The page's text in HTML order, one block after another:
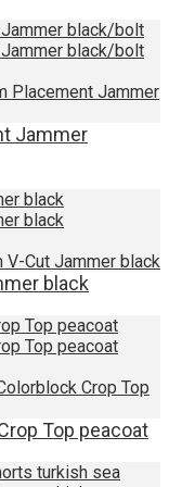
Placement Jammer
Jammer
Cut Jammer black
black
Crop Top
Top peacoat